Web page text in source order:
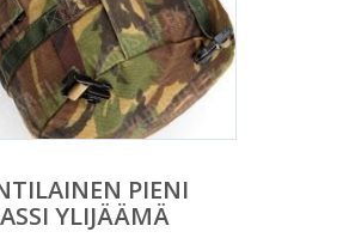
PIENI
YLIJÄÄMÄ